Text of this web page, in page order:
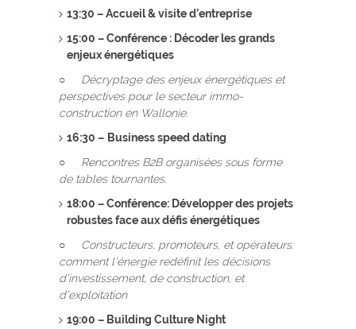
13:30 – Accueil & visite d’entreprise
15:00 –Conférence : Décoder les grands
enjeux énergétiques
○ Décryptage des enjeux énergétiques et
perspectives pour le secteur immo-
construction en Wallonie.
16:30 – Business speed dating
○ Rencontres B2B organisées sous forme
de tables tournantes.
18:00 – Conférence: Développer des projets
robustes face aux défis énergétiques
○ Constructeurs, promoteurs, et opérateurs:
comment l’énergie redéfinit les décisions
d’investissement, de construction, et
d’exploitation
19:00 – Building Culture Night